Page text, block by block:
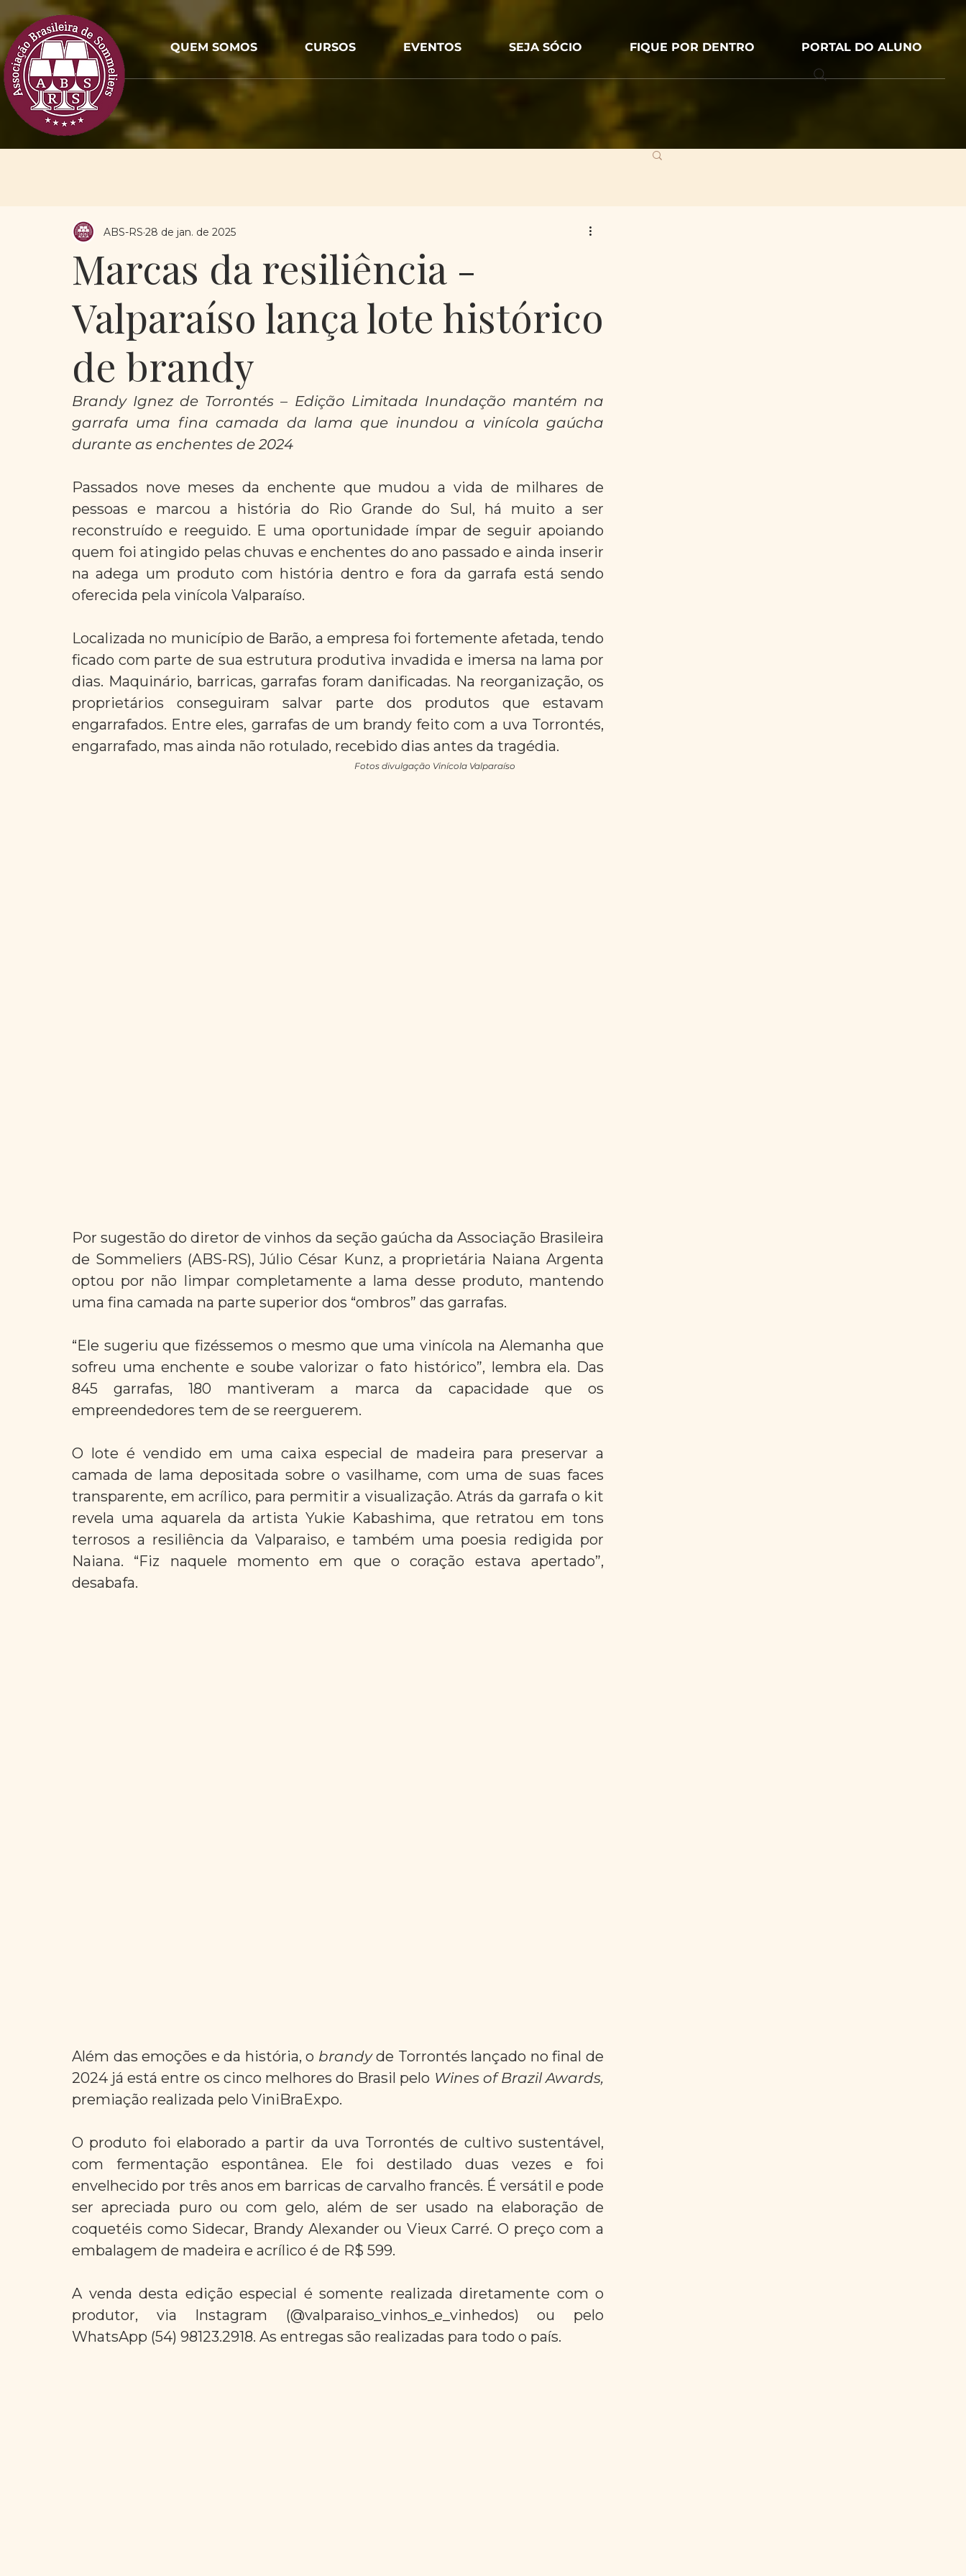
QUEM SOMOS CURSOS EVENTOS SEJA SÓCIO FIQUE POR DENTRO PORTAL DO ALUNO
Marcas da resiliência -
Valparaíso lança lote histórico
de brandy
ABS-RS 28 de jan. de 2025
Brandy Ignez de Torrontés – Edição Limitada Inundação mantém na
garrafa uma fina camada da lama que inundou a vinícola gaúcha
durante as enchentes de 2024
Passados nove meses da enchente que mudou a vida de milhares de
pessoas e marcou a história do Rio Grande do Sul, há muito a ser
reconstruído e reeguido. E uma oportunidade ímpar de seguir apoiando
quem foi atingido pelas chuvas e enchentes do ano passado e ainda inserir
na adega um produto com história dentro e fora da garrafa está sendo
oferecida pela vinícola Valparaíso.
Localizada no município de Barão, a empresa foi fortemente afetada, tendo
ficado com parte de sua estrutura produtiva invadida e imersa na lama por
dias. Maquinário, barricas, garrafas foram danificadas. Na reorganização, os
proprietários conseguiram salvar parte dos produtos que estavam
engarrafados. Entre eles, garrafas de um brandy feito com a uva Torrontés,
engarrafado, mas ainda não rotulado, recebido dias antes da tragédia.
Fotos divulgação Vinícola Valparaíso
Por sugestão do diretor de vinhos da seção gaúcha da Associação Brasileira
de Sommeliers (ABS-RS), Júlio César Kunz, a proprietária Naiana Argenta
optou por não limpar completamente a lama desse produto, mantendo
uma fina camada na parte superior dos “ombros” das garrafas.
“Ele sugeriu que fizéssemos o mesmo que uma vinícola na Alemanha que
sofreu uma enchente e soube valorizar o fato histórico”, lembra ela. Das
845 garrafas, 180 mantiveram a marca da capacidade que os
empreendedores tem de se reerguerem.
O lote é vendido em uma caixa especial de madeira para preservar a
camada de lama depositada sobre o vasilhame, com uma de suas faces
transparente, em acrílico, para permitir a visualização. Atrás da garrafa o kit
revela uma aquarela da artista Yukie Kabashima, que retratou em tons
terrosos a resiliência da Valparaiso, e também uma poesia redigida por
Naiana. “Fiz naquele momento em que o coração estava apertado”,
desabafa.
Além das emoções e da história, o brandy de Torrontés lançado no final de
2024 já está entre os cinco melhores do Brasil pelo
premiação realizada pelo ViniBraExpo.
O produto foi elaborado a partir da uva Torrontés de cultivo sustentável,
com fermentação espontânea. Ele foi destilado duas vezes e foi
envelhecido por três anos em barricas de carvalho francês. É versátil e pode
ser apreciada puro ou com gelo, além de ser usado na elaboração de
coquetéis como Sidecar, Brandy Alexander ou Vieux Carré. O preço com a
embalagem de madeira e acrílico é de R$ 599.
A venda desta edição especial é somente realizada diretamente com o
produtor, via Instagram (@valparaiso_vinhos_e_vinhedos) ou pelo
WhatsApp (54) 98123.2918. As entregas são realizadas para todo o país.